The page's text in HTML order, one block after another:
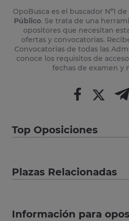
OpoBusca es el buscador Nº1 de
Público. Se trata de una
opositores que necesitan
ofertas y convocatorias.
Convocatorias de todas las
conoce los requisitos de
fechas de examen y
Top Oposiciones
Plazas Relacionadas
Información para